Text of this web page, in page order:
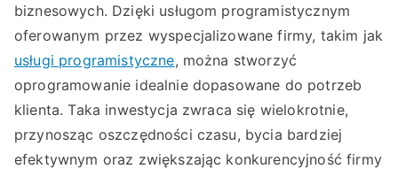
biznesowych. Dzięki usługom programistycznym
oferowanym przez wyspecjalizowane firmy, takim jak
usługi programistyczne, można stworzyć
oprogramowanie idealnie dopasowane do potrzeb
klienta. Taka inwestycja zwraca się wielokrotnie,
przynosząc oszczędności czasu, bycia bardziej
efektywnym oraz zwiększając konkurencyjność firmy